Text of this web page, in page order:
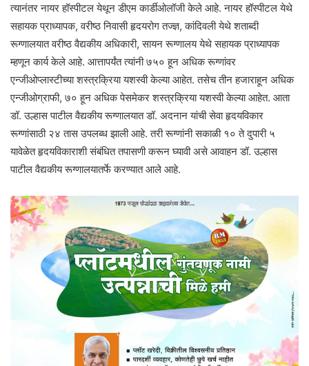
त्यानंतर नायर हॉस्पीटल येथून डीएम कार्डीओलॉजी केले आहे. नायर हॉस्पीटल येथे
सहायक प्राध्यापक, वरीष्ठ निवासी हृदयरोग तज्ज्ञ, कांदिवली येथे शताब्दी
रूग्णालयात वरीष्ठ वैद्यकीय अधिकारी, सायन रूग्णालय येथे सहायक प्राध्यापक
म्हणून कार्य केले आहे. आत्तापर्यंत त्यांनी ७५० हून अधिक रूग्णांवर
एन्जीओप्लास्टीच्या शस्त्रक्रिया यशस्वी केल्या आहेत. तसेच तीन हजाराहून अधिक
एन्जीओग्राफी, ७० हून अधिक पेसमेकर शस्त्रक्रिया यशस्वी केल्या आहेत. आता
डॉ. उल्हास पाटील वैद्यकीय रूग्णालयात डॉ. अदनान यांची सेवा हृदयविकार
रूग्णांसाठी २४ तास उपलब्ध झाली आहे. तरी रूग्णांनी सकाळी १० ते दुपारी ५
यावेळेत हृदयविकाराशी संबंधित तपासणी करून घ्यावी असे आवाहन डॉ. उल्हास
पाटील वैद्यकीय रूग्णालयातर्फे करण्यात आले आहे.